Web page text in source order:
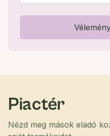
Piactér
Nézd meg mások eladó